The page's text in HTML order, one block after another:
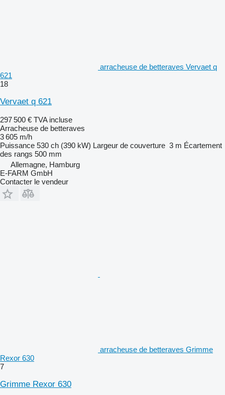
arracheuse de betteraves Vervaet q
621
18
Vervaet q 621
297 500 € TVA incluse
Arracheuse de betteraves
3 605 m/h
Puissance 530 ch (390 kW) Largeur de couverture 3 m Écartement
des rangs 500 mm
Allemagne, Hamburg
E-FARM GmbH
Contacter le vendeur
arracheuse de betteraves Grimme
Rexor 630
7
Grimme Rexor 630